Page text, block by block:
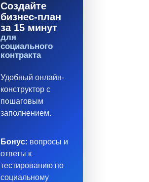
Создайте
бизнес-план
за 15 минут
для
социального
контракта
Удобный онлайн-
конструктор с
пошаговым
заполнением.
Бонус: вопросы и
ответы к
тестированию по
социальному